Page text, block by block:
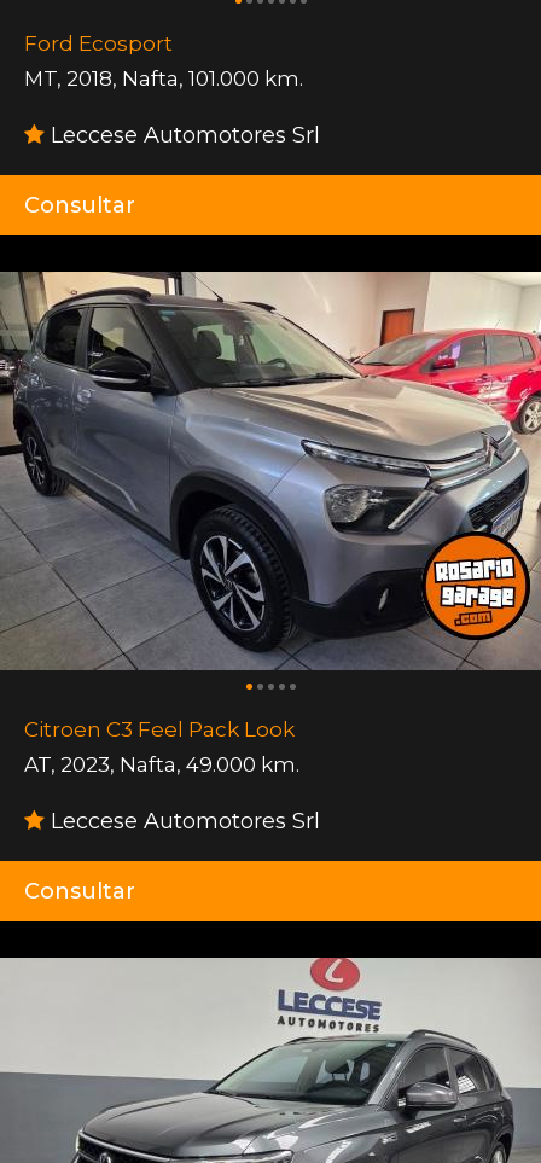
Ford Ecosport
MT, 2018, Nafta, 101.000 km.
Leccese Automotores Srl
Consultar
Citroen C3 Feel Pack Look
AT, 2023, Nafta, 49.000 km.
Leccese Automotores Srl
Consultar